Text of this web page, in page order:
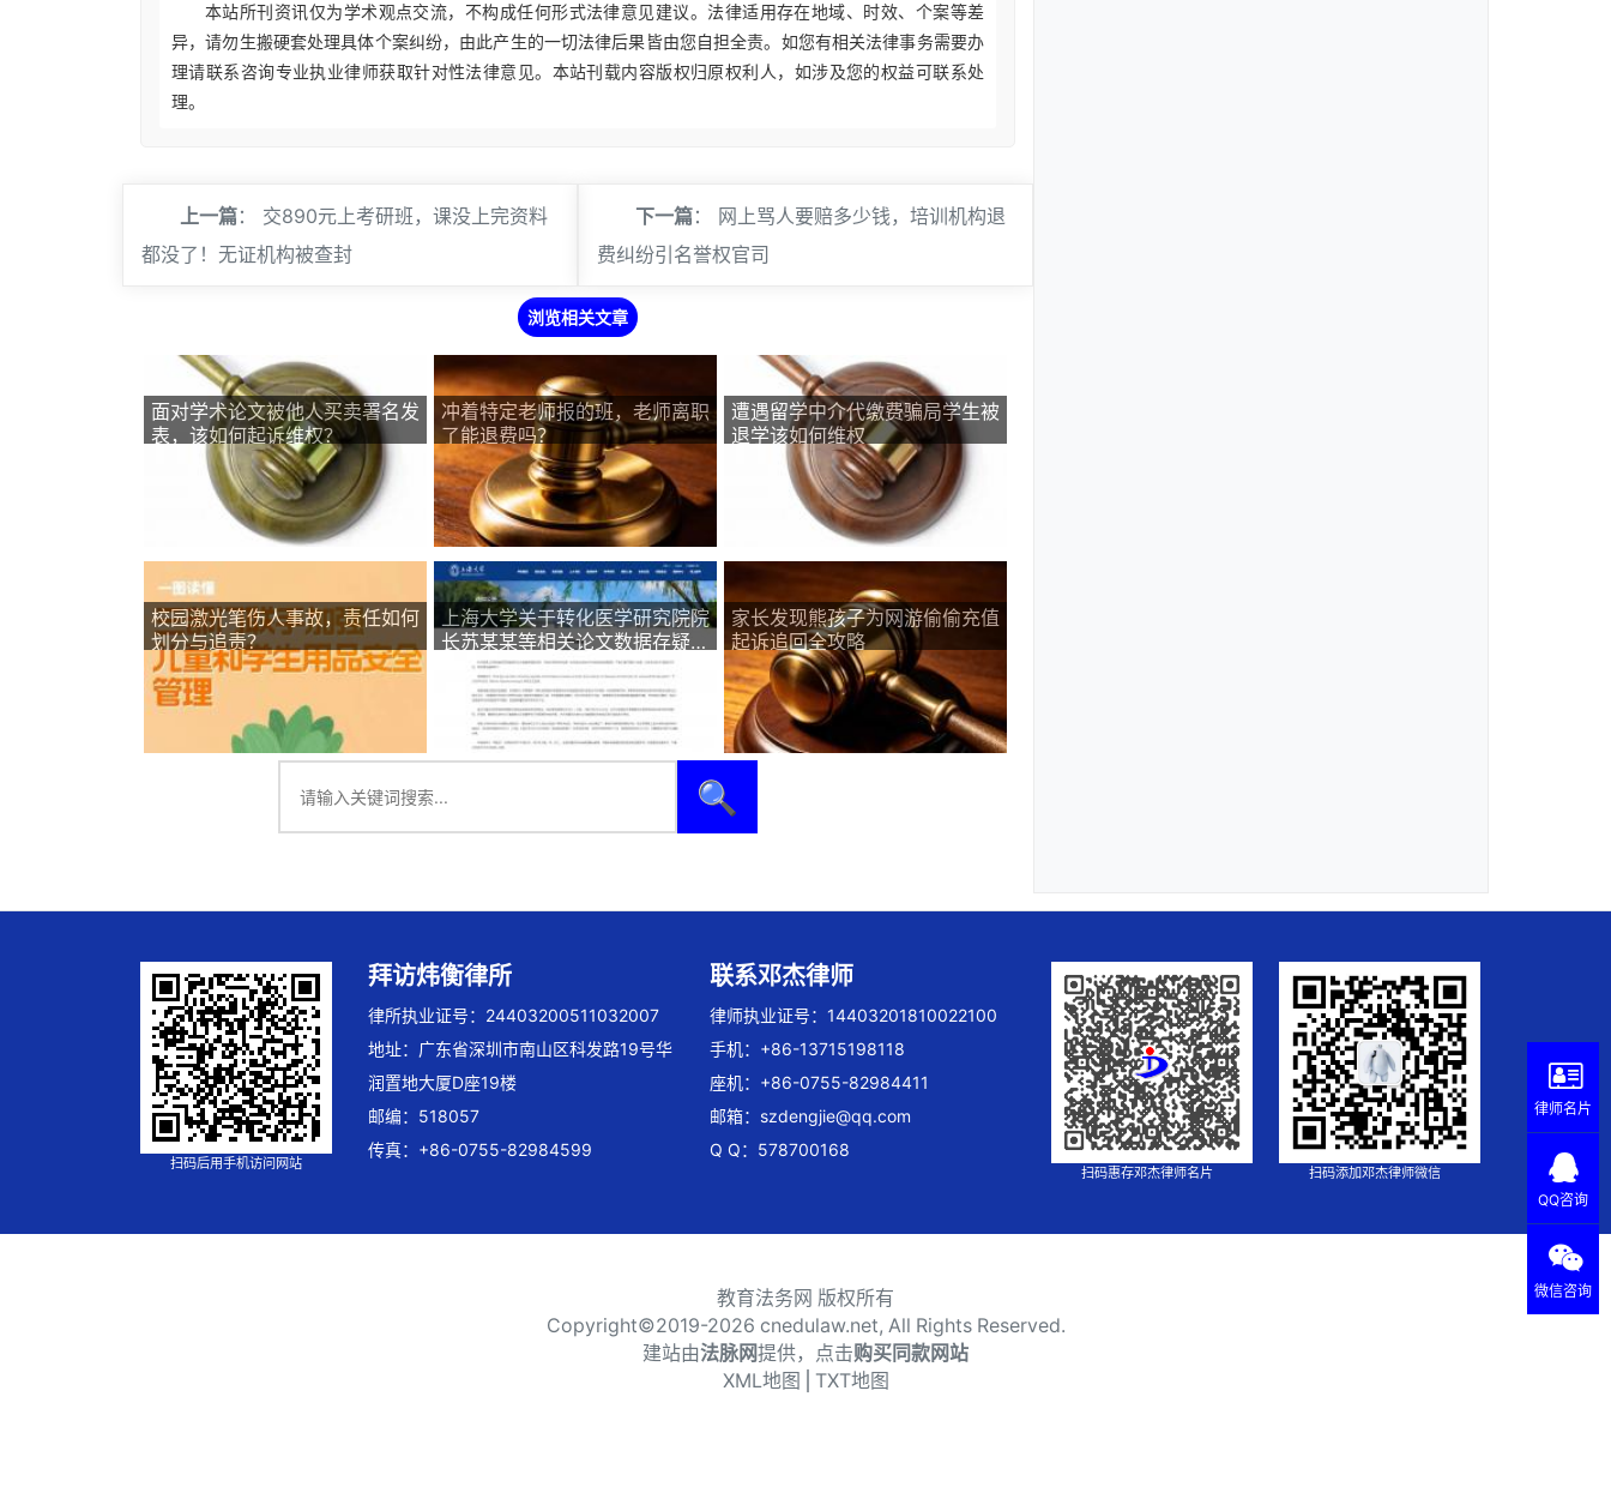
本站所刊资讯仅为学术观点交流，不构成任何形式法律意见建议。法律适用存在地域、时效、个案等差
异，请勿生搬硬套处理具体个案纠纷，由此产生的一切法律后果皆由您自担全责。如您有相关法律事务需要办
理请联系咨询专业执业律师获取针对性法律意见。本站刊载内容版权归原权利人，如涉及您的权益可联系处
理。
上一篇： 交890元上考研班，课没上完资料
都没了！无证机构被查封
下一篇： 网上骂人要赔多少钱，培训机构退
费纠纷引名誉权官司
浏览相关文章
面对学术论文被他人买卖署名发
表，该如何起诉维权？
冲着特定老师报的班，老师离职
了能退费吗？
遭遇留学中介代缴费骗局学生被
退学该如何维权
校园激光笔伤人事故，责任如何
划分与追责？
上海大学关于转化医学研究院院
长苏某某等相关论文数据存疑的
反映情况通报
家长发现熊孩子为网游偷偷充值
起诉追回全攻略
🔍
扫码后用手机访问网站
拜访炜衡律所
律所执业证号：24403200511032007
地址：广东省深圳市南山区科发路19号华
润置地大厦D座19楼
邮编：518057
传真：+86-0755-82984599
联系邓杰律师
律师执业证号：14403201810022100
手机：+86-13715198118
座机：+86-0755-82984411
邮箱： szdengjie@qq.com
Q Q：578700168
扫码惠存邓杰律师名片 扫码添加邓杰律师微信
教育法务网 版权所有
Copyright©2019-2026 cnedulaw.net, All Rights Reserved.
建站由法脉网提供，点击购买同款网站
XML地图 TXT地图
律师名片
QQ咨询
微信咨询